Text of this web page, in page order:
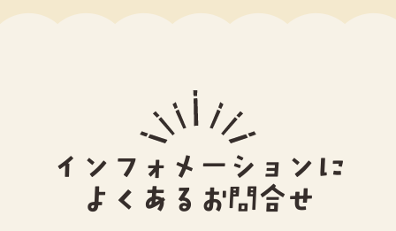
インフォメーションに
よくあるお問合せ